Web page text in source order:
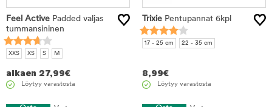
Feel Active Padded valjas
tummansininen
XXS XS S M
alkaen 27,99€
Löytyy varastosta
Trixie Pentupannat 6kpl
17 - 25 cm 22 - 35 cm
8,99€
Löytyy varastosta